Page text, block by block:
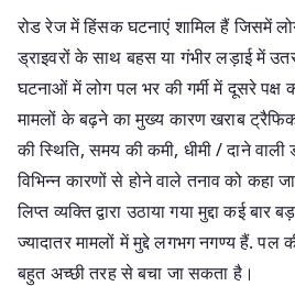
रोड रेज में हिंसक घटनाएं शामिल हैं जिसमें
ड्राइवरों के साथ बहस या गंभीर लड़ाई में
घटनाओं में लोग पल भर की गर्मी में दूसरे पक्ष
मामलों के बढ़ने का मुख्य कारण खराब
की स्थिति, समय की कमी, धीमी / दाने वाली
विभिन्न कारणों से होने वाले तनाव को कहा
लिप्त व्यक्ति द्वारा उठाया गया मुद्दा कई
ज्यादातर मामलों में मुद्दे लगभग नगण्य हैं. पल
बहुत अच्छी तरह से बचा जा सकता है।